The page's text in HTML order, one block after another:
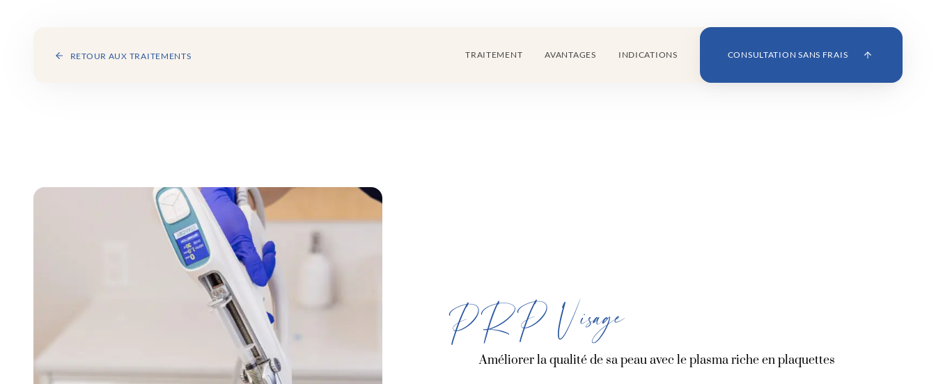
RETOUR AUX TRAITEMENTS TRAITEMENT AVANTAGES INDICATIONS CONSULTATION SANS FRAIS
PRP Visage
Améliorer la qualité de sa peau avec le plasma riche en plaquettes